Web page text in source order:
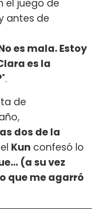
el juego de
antes de
es mala. Estoy
es la
".
de
dos de la
Kun confesó lo
(a su vez
que me agarró